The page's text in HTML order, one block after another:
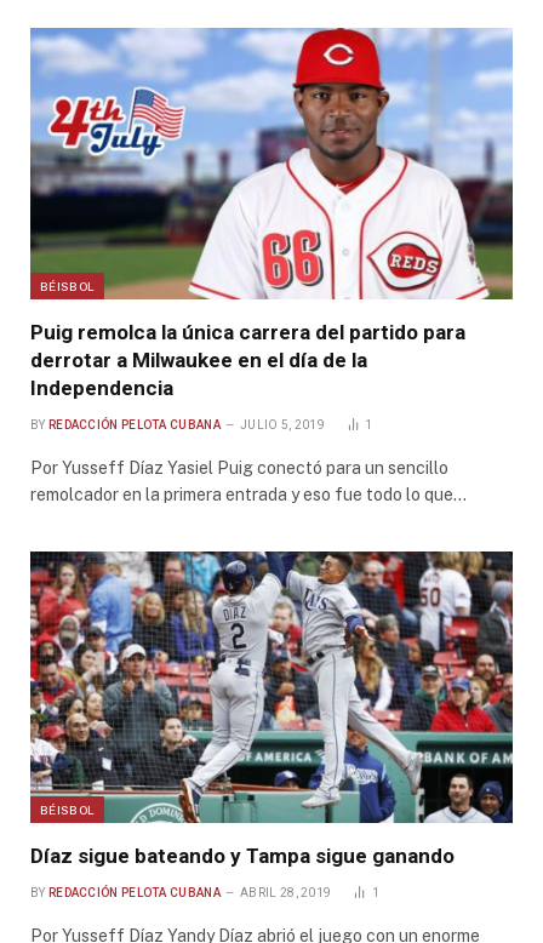
BÉISBOL
Puig remolca la única carrera del partido para
derrotar a Milwaukee en el día de la
Independencia
BY REDACCIÓN PELOTA CUBANA JULIO 5, 2019 1
Por Yusseff Díaz Yasiel Puig conectó para un sencillo
remolcador en la primera entrada y eso fue todo lo que…
BÉISBOL
Díaz sigue bateando y Tampa sigue ganando
BY REDACCIÓN PELOTA CUBANA ABRIL 28, 2019 1
Por Yusseff Díaz Yandy Díaz abrió el juego con un enorme